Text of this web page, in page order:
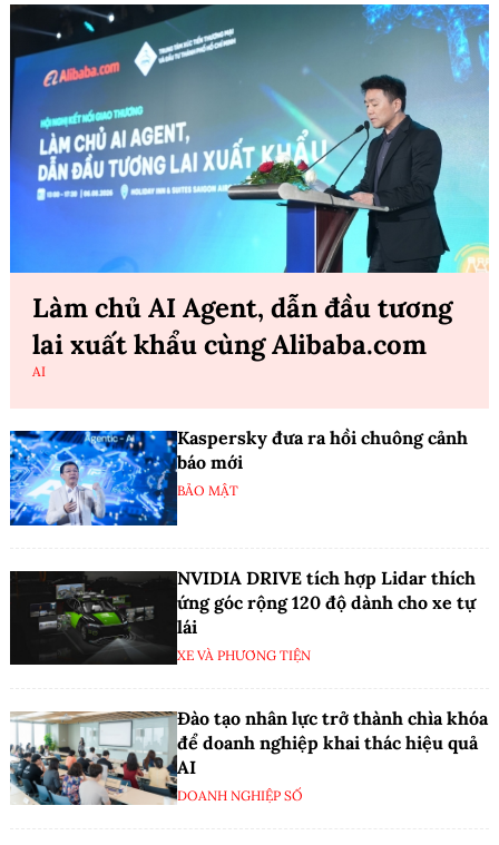
Làm chủ AI Agent, dẫn đầu tương
lai xuất khẩu cùng Alibaba.com
AI
Kaspersky đưa ra hồi chuông cảnh
báo mới
BẢO MẬT
NVIDIA DRIVE tích hợp Lidar thích
ứng góc rộng 120 độ dành cho xe tự
lái
XE VÀ PHƯƠNG TIỆN
Đào tạo nhân lực trở thành chìa khóa
để doanh nghiệp khai thác hiệu quả
AI
DOANH NGHIỆP SỐ